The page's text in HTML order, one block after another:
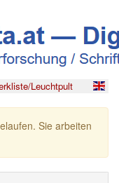
Leuchtpult
Sie arbeiten